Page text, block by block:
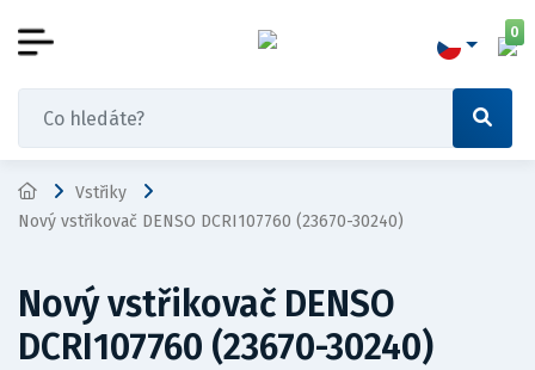
0
Vstřiky
Nový vstřikovač DENSO DCRI107760 (23670-30240)
Nový vstřikovač DENSO
DCRI107760 (23670-30240)